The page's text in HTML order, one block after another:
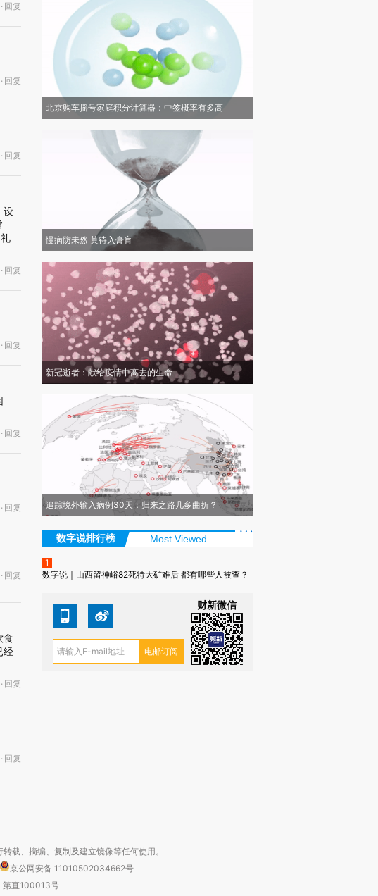
· 回复
· 回复
· 回复
设
· 回复
· 回复
· 回复
· 回复
· 回复
食
经
· 回复
· 回复
北京购车摇号家庭积分计算器：中签概率有多高
慢病防未然 莫待入膏肓
新冠逝者：献给疫情中离去的生命
追踪境外输入病例30天：归来之路几多曲折？
数字说排行榜 Most Viewed
1
数字说｜山西留神峪82死特大矿难后 都有哪些人被查？
财新微信
载、摘编、复制及建立镜像等任何使用。
京公网安备 11010502034662号
第直100013号